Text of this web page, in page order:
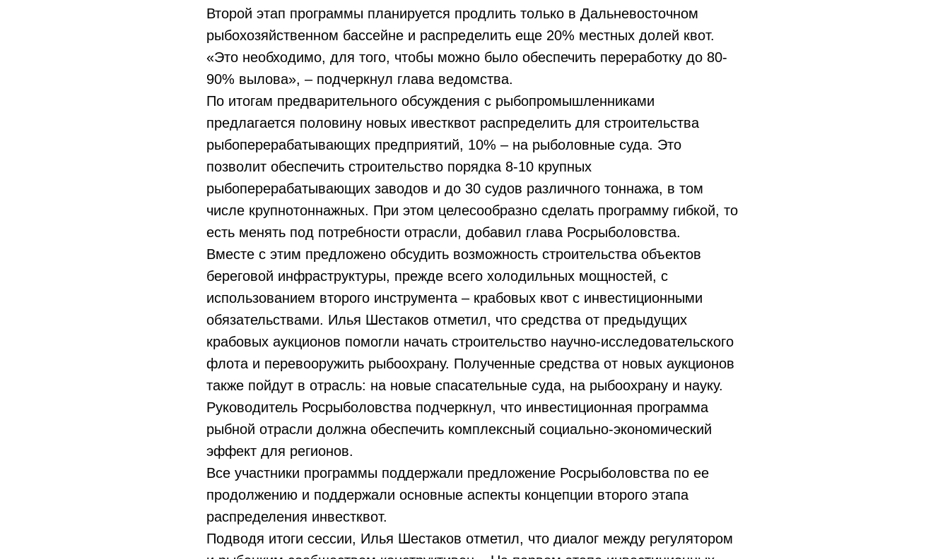
Второй этап программы планируется продлить только в Дальневосточном
рыбохозяйственном бассейне и распределить еще 20% местных долей квот.
«Это необходимо, для того, чтобы можно было обеспечить переработку до 80-
90% вылова», – подчеркнул глава ведомства.
По итогам предварительного обсуждения с рыбопромышленниками
предлагается половину новых ивестквот распределить для строительства
рыбоперерабатывающих предприятий, 10% – на рыболовные суда. Это
позволит обеспечить строительство порядка 8-10 крупных
рыбоперерабатывающих заводов и до 30 судов различного тоннажа, в том
числе крупнотоннажных. При этом целесообразно сделать программу гибкой, то
есть менять под потребности отрасли, добавил глава Росрыболовства.
Вместе с этим предложено обсудить возможность строительства объектов
береговой инфраструктуры, прежде всего холодильных мощностей, с
использованием второго инструмента – крабовых квот с инвестиционными
обязательствами. Илья Шестаков отметил, что средства от предыдущих
крабовых аукционов помогли начать строительство научно-исследовательского
флота и перевооружить рыбоохрану. Полученные средства от новых аукционов
также пойдут в отрасль: на новые спасательные суда, на рыбоохрану и науку.
Руководитель Росрыболовства подчеркнул, что инвестиционная программа
рыбной отрасли должна обеспечить комплексный социально-экономический
эффект для регионов.
Все участники программы поддержали предложение Росрыболовства по ее
продолжению и поддержали основные аспекты концепции второго этапа
распределения инвестквот.
Подводя итоги сессии, Илья Шестаков отметил, что диалог между регулятором